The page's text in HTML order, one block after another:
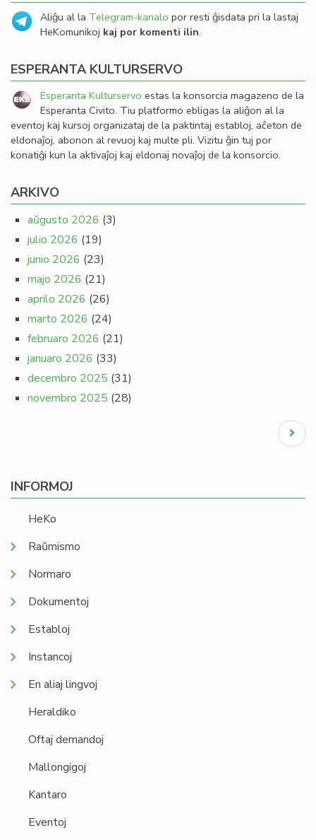
Aliĝu al la Telegram-kanalo por resti ĝisdata pri la lastaj
HeKomunikoj kaj por komenti ilin.
ESPERANTA KULTURSERVO
Esperanta Kulturservo estas la konsorcia magazeno de la
Esperanta Civito. Tiu platformo ebligas la aliĝon al la
eventoj kaj kursoj organizataj de la paktintaj establoj, aĉeton de
eldonaĵoj, abonon al revuoj kaj multe pli. Vizitu ĝin tuj por
konatiĝi kun la aktivaĵoj kaj eldonaj novaĵoj de la konsorcio.
ARKIVO
aŭgusto 2026 (3)
julio 2026 (19)
junio 2026 (23)
majo 2026 (21)
aprilo 2026 (26)
marto 2026 (24)
februaro 2026 (21)
januaro 2026 (33)
decembro 2025 (31)
novembro 2025 (28)
Next
page
INFORMOJ
HeKo
Raŭmismo
Normaro
Dokumentoj
Establoj
Instancoj
En aliaj lingvoj
Heraldiko
Oftaj demandoj
Mallongigoj
Kantaro
Eventoj